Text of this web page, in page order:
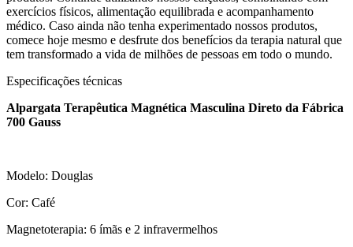
exercícios físicos, alimentação equilibrada e acompanhamento
médico. Caso ainda não tenha experimentado nossos produtos,
comece hoje mesmo e desfrute dos benefícios da terapia natural que
tem transformado a vida de milhões de pessoas em todo o mundo.
Especificações técnicas
Alpargata Terapêutica Magnética Masculina Direto da Fábrica
700 Gauss
Modelo: Douglas
Cor: Café
Magnetoterapia: 6 ímãs e 2 infravermelhos